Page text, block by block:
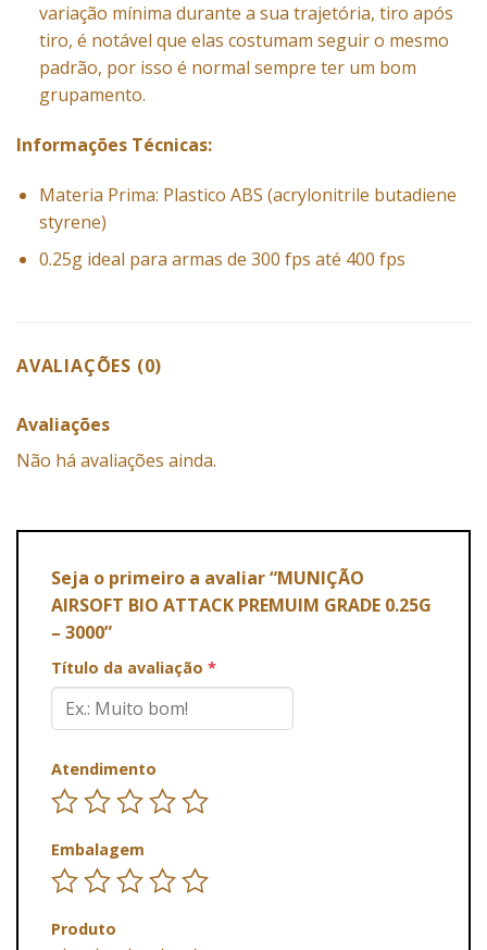
variação mínima durante a sua trajetória, tiro após
tiro, é notável que elas costumam seguir o mesmo
padrão, por isso é normal sempre ter um bom
grupamento.
Informações Técnicas:
Materia Prima: Plastico ABS (acrylonitrile butadiene
styrene)
0.25g ideal para armas de 300 fps até 400 fps
AVALIAÇÕES (0)
Avaliações
Não há avaliações ainda.
Seja o primeiro a avaliar “MUNIÇÃO
AIRSOFT BIO ATTACK PREMUIM GRADE 0.25G
– 3000”
Título da avaliação *
Atendimento
Embalagem
Produto